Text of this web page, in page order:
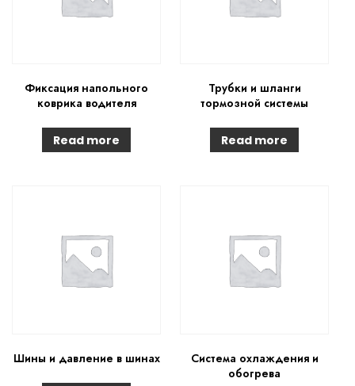
Фиксация напольного
коврика водителя
Read more
Трубки и шланги
тормозной системы
Read more
Шины и давление в шинах
Система охлаждения и
обогрева